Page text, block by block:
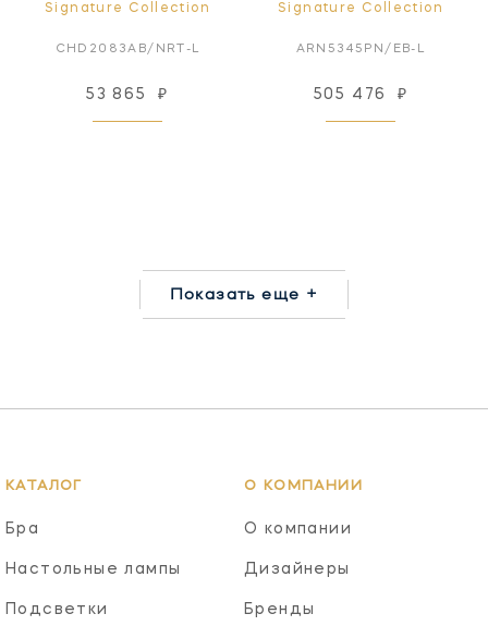
Signature Collection
CHD2083AB/NRT-L
53 865 ₽
Signature Collection
ARN5345PN/EB-L
505 476 ₽
Показать еще +
КАТАЛОГ
Бра
Настольные лампы
Подсветки
О КОМПАНИИ
О компании
Дизайнеры
Бренды